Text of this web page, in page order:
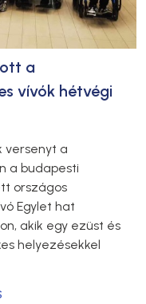
a
vívók hétvégi
versenyt a
a budapesti
országos
Egylet hat
akik egy ezüst és
helyezésekkel